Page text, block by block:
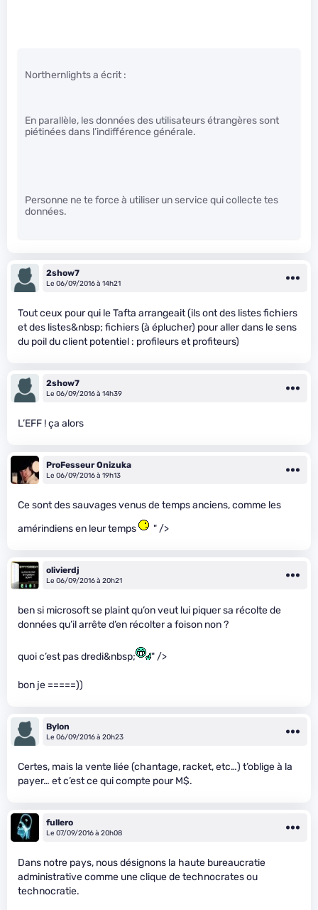
Northernlights a écrit :
En parallèle, les données des utilisateurs étrangères sont
piétinées dans l’indifférence générale.
Personne ne te force à utiliser un service qui collecte tes
données.
2show7
Le 06/09/2016 à 14h21
Tout ceux pour qui le Tafta arrangeait (ils ont des listes fichiers
et des listes&nbsp; fichiers (à éplucher) pour aller dans le sens
du poil du client potentiel : profileurs et profiteurs)
2show7
Le 06/09/2016 à 14h39
L’EFF ! ça alors
ProFesseur Onizuka
Le 06/09/2016 à 19h13
Ce sont des sauvages venus de temps anciens, comme les
amérindiens en leur temps
" />
olivierdj
Le 06/09/2016 à 20h21
ben si microsoft se plaint qu’on veut lui piquer sa récolte de
données qu’il arrête d’en récolter a foison non ?
quoi c’est pas dredi&nbsp; " />
bon je =====))
Bylon
Le 06/09/2016 à 20h23
Certes, mais la vente liée (chantage, racket, etc…) t’oblige à la
payer… et c’est ce qui compte pour M$.
fullero
Le 07/09/2016 à 20h08
Dans notre pays, nous désignons la haute bureaucratie
administrative comme une clique de technocrates ou
technocratie.